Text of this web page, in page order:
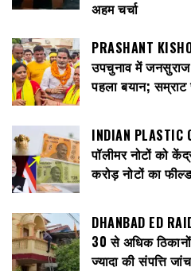
अहम चर्चा
PRASHANT
उपचुनाव में जनसुराज
पहला बयान;
INDIAN PLASTIC
पॉलीमर नोटों को
करोड़ नोटों का
DHANBAD ED
30 से अधिक
ज्यादा की संपत्ति